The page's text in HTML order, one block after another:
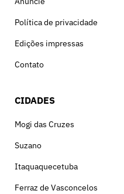
Política de privacidade
Edições impressas
Contato
CIDADES
Mogi das Cruzes
Suzano
Itaquaquecetuba
Ferraz de Vasconcelos